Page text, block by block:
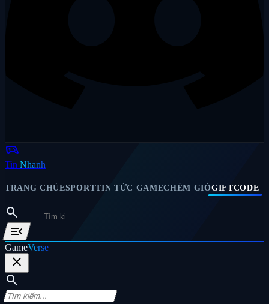
sports_esports
Tin Nhanh
TRANG CHỦESPORTTIN TỨC GAMECHÉM GIÓGIFTCODE
search
menu_open
GameVerse
close
search